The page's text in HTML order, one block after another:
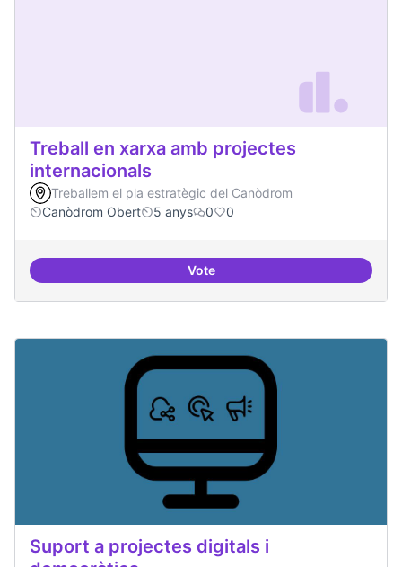
Treball en xarxa amb projectes
internacionals
Treballem el pla estratègic del Canòdrom
Canòdrom Obert
5 anys 0 0
VoteTreball en xarxa amb projectes
Suport a projectes digitals i